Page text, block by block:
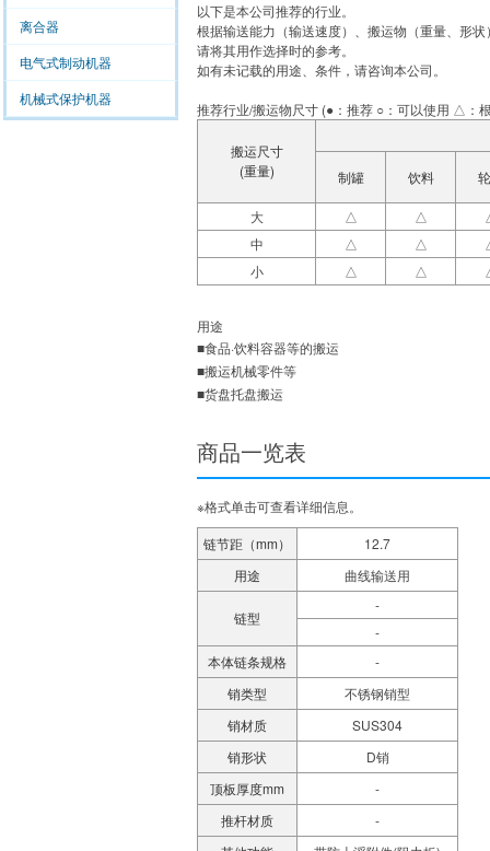
离合器
电气式制动机器
机械式保护机器
以下是本公司推荐的行业。
根据输送能力（输送速度）、搬运物（重量、形
请将其用作选择时的参考。
如有未记载的用途、条件，请咨询本公司。
推荐行业/搬运物尺寸 (●：推荐 ○：可以使用 △：
搬运尺寸
(重量)
制罐 饮料
大 △ △
中
△ △
小
△ △
用途
■食品·饮料容器等的搬运
■搬运机械零件等
■货盘托盘搬运
商品一览表
※格式单击可查看详细信息。
链节距（mm）
12.7
用途
曲线输送用
链型
-
-
本体链条规格
-
销类型
不锈钢销型
销材质
SUS304
销形状
D销
顶板厚度mm
-
推杆材质
-